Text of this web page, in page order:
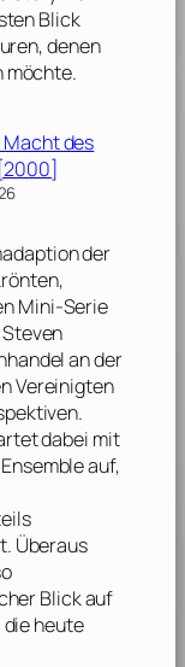
Blick
denen
möchte.
des
der
Mini-Serie
Steven
an der
Vereinigten
dabei mit
auf,
Überaus
Blick auf
die heute